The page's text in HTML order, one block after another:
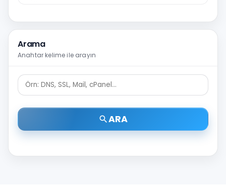
Arama
Anahtar kelime ile arayın
search ARA